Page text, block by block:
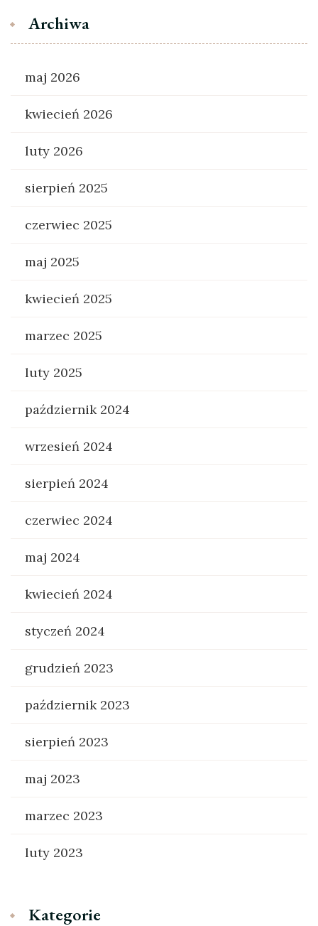
Archiwa
maj 2026
kwiecień 2026
luty 2026
sierpień 2025
czerwiec 2025
maj 2025
kwiecień 2025
marzec 2025
luty 2025
październik 2024
wrzesień 2024
sierpień 2024
czerwiec 2024
maj 2024
kwiecień 2024
styczeń 2024
grudzień 2023
październik 2023
sierpień 2023
maj 2023
marzec 2023
luty 2023
Kategorie